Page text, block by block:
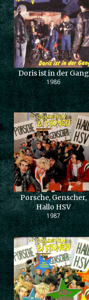
Doris ist in der Gang
1986
Porsche, Genscher,
Hallo HSV
1987